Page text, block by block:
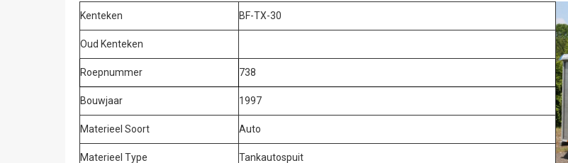
Kenteken BF-TX-30
Oud Kenteken
Roepnummer 738
Bouwjaar 1997
Materieel Soort Auto
Materieel Type Tankautospuit